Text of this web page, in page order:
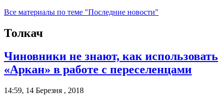
Все материалы по теме "Последние новости"
Толкач
Чиновники не знают, как использовать
«Аркан» в работе с переселенцами
14:59, 14 Березня , 2018